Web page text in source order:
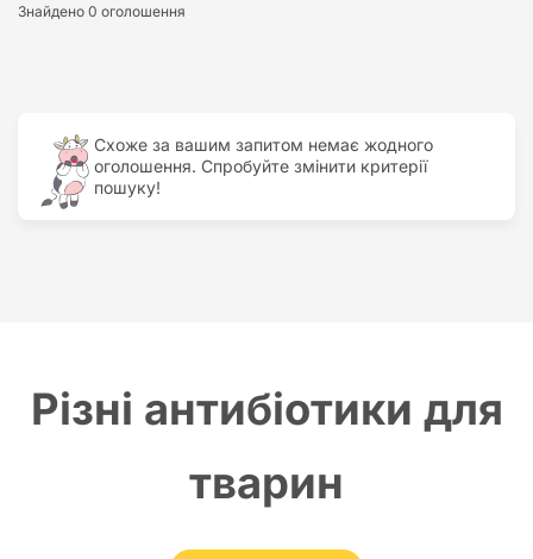
Знайдено 0 оголошення
Схоже за вашим запитом немає жодного
оголошення. Спробуйте змінити критерії
пошуку!
Різні антибіотики для
тварин
у ветеринарії — одна з найважливіших груп препаратів,